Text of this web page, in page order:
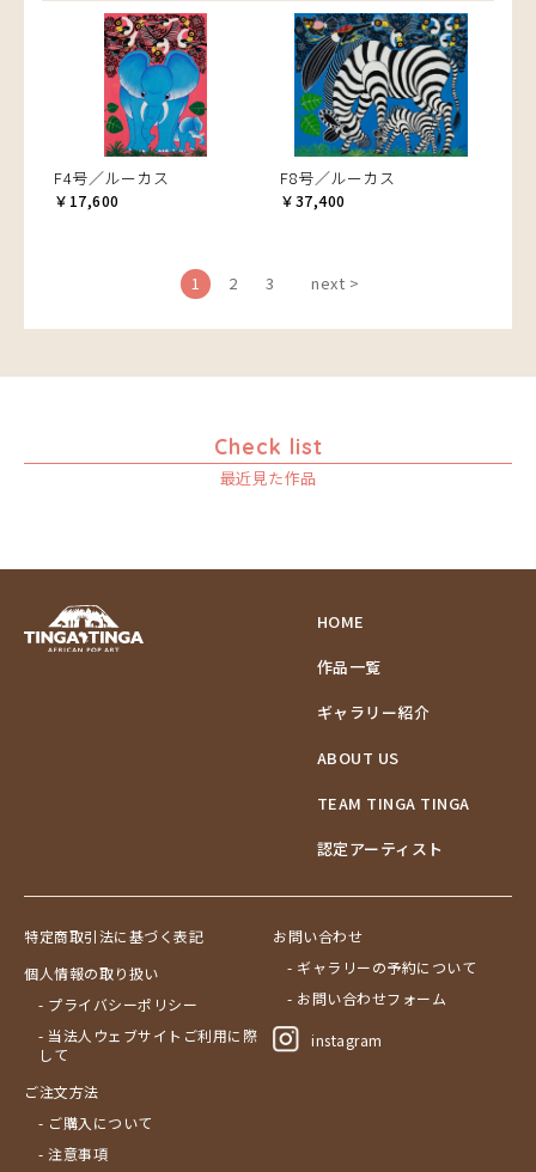
F4号／ルーカス
￥17,600
F8号／ルーカス
￥37,400
1 2 3 next >
Check list
最近見た作品
HOME
作品一覧
ギャラリー紹介
ABOUT US
TEAM TINGA TINGA
認定アーティスト
特定商取引法に基づく表記
個人情報の取り扱い
- プライバシーポリシー
- 当法人ウェブサイトご利用に際
して
ご注文方法
- ご購入について
- 注意事項
お問い合わせ
- ギャラリーの予約について
- お問い合わせフォーム
instagram